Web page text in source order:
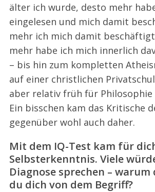
älter ich wurde, desto mehr
eingelesen und mich damit
mehr ich mich damit
mehr habe ich mich innerlich
– bis hin zum kompletten
auf einer christlichen
aber relativ früh für
Ein bisschen kam das Kritische
gegenüber wohl auch daher.
Mit dem IQ-Test kam für
Selbsterkenntnis. Viele
Diagnose sprechen –
du dich von dem Begriff?